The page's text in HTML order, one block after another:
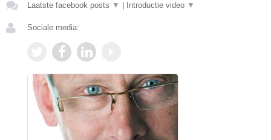
Laatste facebook posts ▼ Introductie video ▼
Sociale media: